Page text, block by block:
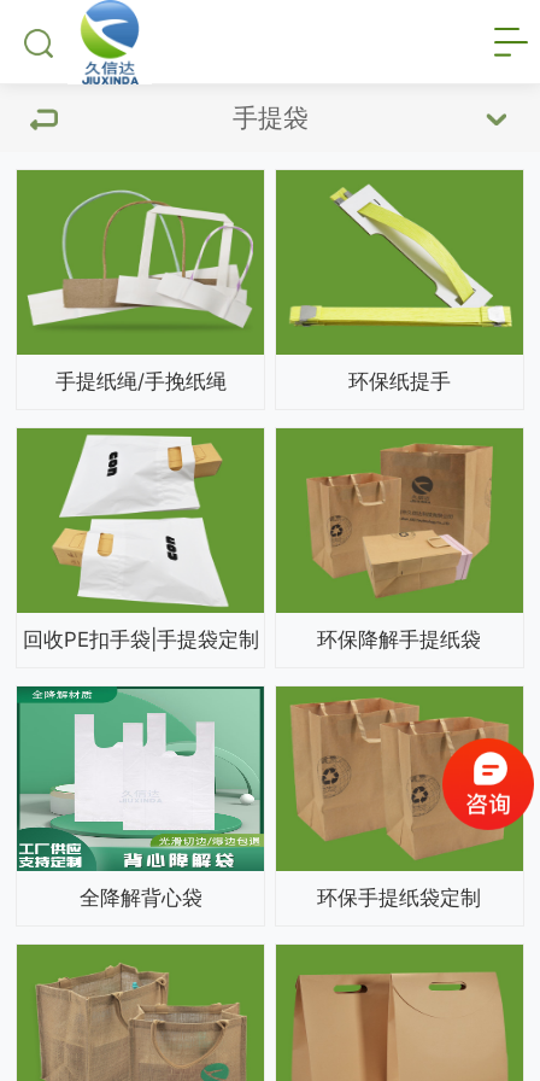
手提袋
手提纸绳/手挽纸绳 环保纸提手
回收PE扣手袋|手提袋定制 环保降解手提纸袋
全降解背心袋 环保手提纸袋定制